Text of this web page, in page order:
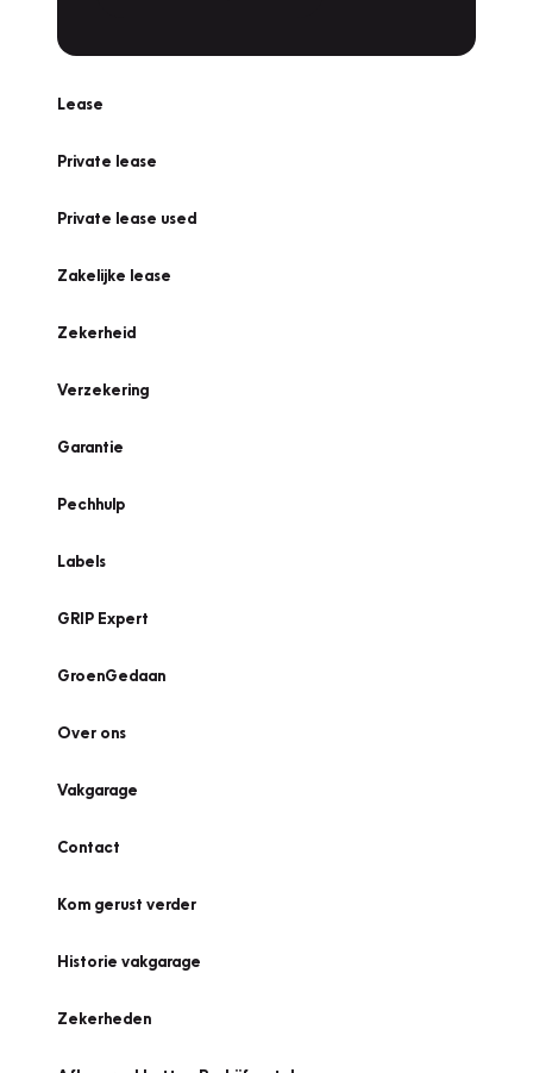
Lease
Private lease
Private lease used
Zakelijke lease
Zekerheid
Verzekering
Garantie
Pechhulp
Labels
GRIP Expert
GroenGedaan
Over ons
Vakgarage
Contact
Kom gerust verder
Historie vakgarage
Zekerheden